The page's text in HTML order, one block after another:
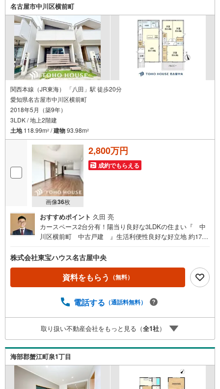
現地を見学する】ボタンよりご予約いただくとご見学がス
ムーズにご案内できます。お客様のお住まいへの「希望」
を形にするべく全力でお手伝いさせていただきます。お会
いできる日を心待ちにしております。
名古屋市中川区横前町
関西本線（JR東海） 「八田」駅 徒歩20分
愛知県名古屋市中川区横前町
2018年5月（築9年）
3LDK / 地上2階建
土地118.99m2 /建物93.98m2
画像36枚
2,800万円
成約でもらえる
おすすめポイント 久田 亮
カースペース2台分有！陽当り良好な3LDKの住まい『 中
川区横前町 中古戸建 』生活利便性良好な好立地 約17.9
納付！お部屋がすっきり片付きます おしゃべりしながらお
料理ができる対面式キッチン キレイなお水がいつでも安心
して飲める浄水器付 浴室乾燥機・追焚機能付！心地良いバ
スタイム 訪問者を確認できるTVモニター付インターホン有
～東宝ハウス名古屋中央ならではの高品質なサービスをお
ご相談 FPによるライフプランのシミュレーションお電話よ
りお問い合わせの際は「Yahoo！不動産を見た」とお伝え
ンよりご予約いただくとご見学がスムーズにご案内できま
す。お客様のお住まいへの「希望」を形にするべく全力で
お手伝いさせていただきます。お会いできる日を心待ちに
しております。
株式会社東宝ハウス名古屋中央
資料をもらう （無料）
電話する （通話料無料）
取り扱い不動産会社をもっと見る（全1社）
海部郡蟹江町泉1丁目